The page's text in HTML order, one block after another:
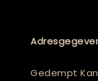
Gedempt